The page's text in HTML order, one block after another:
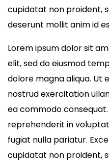
cupidatat non proident,
deserunt mollit anim id
Lorem ipsum dolor sit
elit, sed do eiusmod
dolore magna aliqua. Ut
nostrud exercitation
ea commodo
reprehenderit in
fugiat nulla pariatur.
cupidatat non proident,